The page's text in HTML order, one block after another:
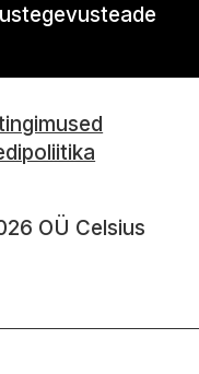
OÜ Celsius